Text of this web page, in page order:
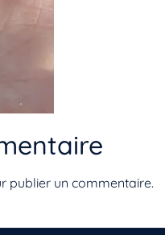
publier un commentaire.